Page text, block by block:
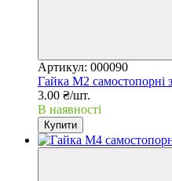
Артикул: 000090
Гайка М2 самостопорні
3.00 ₴/шт.
В наявності
Купити